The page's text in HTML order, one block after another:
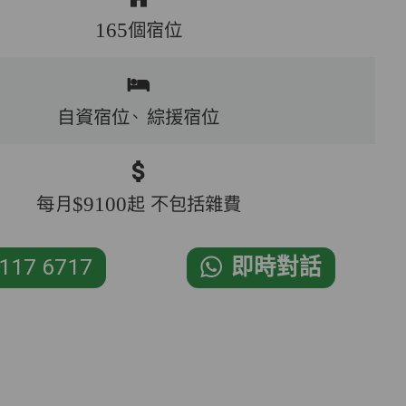
165個宿位
自資宿位、 綜援宿位
每月$9100起 不包括雜費
6717 即時對話